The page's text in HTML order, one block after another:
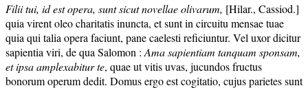
Filii tui, id est opera, sunt sicut novellae olivarum, [Hilar., Cassiod.]
quia virent oleo charitatis inuncta, et sunt in circuitu mensae tuae
quia qui talia opera faciunt, pane caelesti reficiuntur. Vel uxor dicitur
sapientia viri, de qua Salomon : Ama sapientiam tanquam sponsam,
et ipsa amplexabitur te, quae ut vitis uvas, jucundos fructus
bonorum operum dedit. Domus ergo est cogitatio, cujus parietes sunt